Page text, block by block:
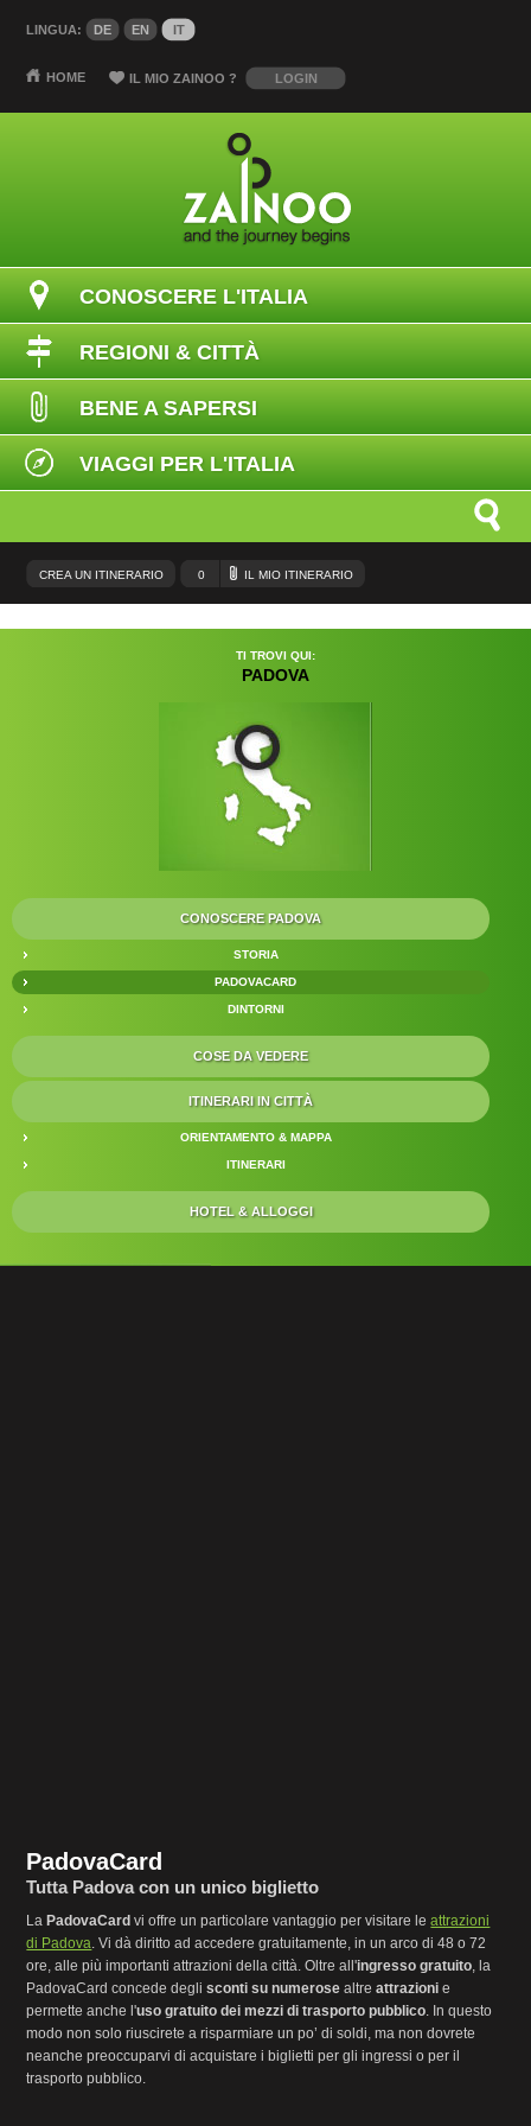
TI TROVI QUI:
PADOVA
CONOSCERE PADOVA
STORIA
PADOVACARD
DINTORNI
COSE DA VEDERE
ITINERARI IN CITTÀ
ORIENTAMENTO & MAPPA
ITINERARI
HOTEL & ALLOGGI
PadovaCard
Tutta Padova con un unico biglietto
La PadovaCard vi offre un particolare vantaggio per visitare leattrazioni
di Padova. Vi dà diritto ad accedere gratuitamente, in un arco di 48 o 72
ore, alle più importanti attrazioni della città. Oltre all'ingresso gratuito, la
PadovaCard concede deglisconti su numerose altreattrazioni e
permette anche l'uso gratuito dei mezzi di trasporto pubblico. In questo
modo non solo riuscirete a risparmiare un po’ di soldi, ma non dovrete
neanche preoccuparvi di acquistare i biglietti per gli ingressi o per il
trasporto pubblico.
LINGUA: DE EN IT
HOME IL MIO ZAINOO? LOGIN
CONOSCERE L'ITALIA
REGIONI & CITTÀ
BENE A SAPERSI
VIAGGI PER L'ITALIA
CREA UN ITINERARIO 0 IL MIO ITINERARIO